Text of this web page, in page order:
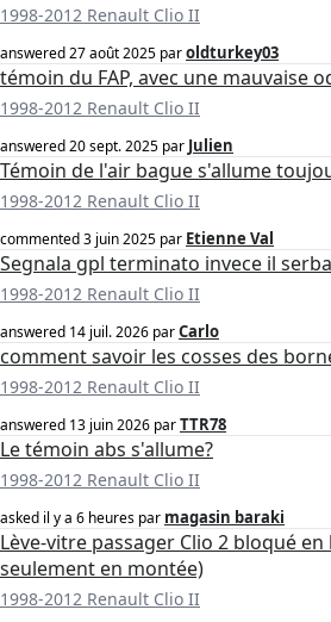
1998-2012 Renault Clio II
answered27 août 2025 paroldturkey03
témoin du FAP, avec une mauvaise
1998-2012 Renault Clio II
answered20 sept. 2025 par Julien
Témoin de l'air bague s'allume
1998-2012 Renault Clio II
commented3 juin 2025 par Etienne Val
Segnala gpl terminato invece il
1998-2012 Renault Clio II
answered 14 juil. 2026 parCarlo
comment savoir les cosses des
1998-2012 Renault Clio II
answered 13 juin 2026 parTTR78
Le témoin abs s'allume?
1998-2012 Renault Clio II
asked il y a 6 heures par magasin baraki
Lève-vitre passager Clio 2 bloqué
seulement en montée)
1998-2012 Renault Clio II